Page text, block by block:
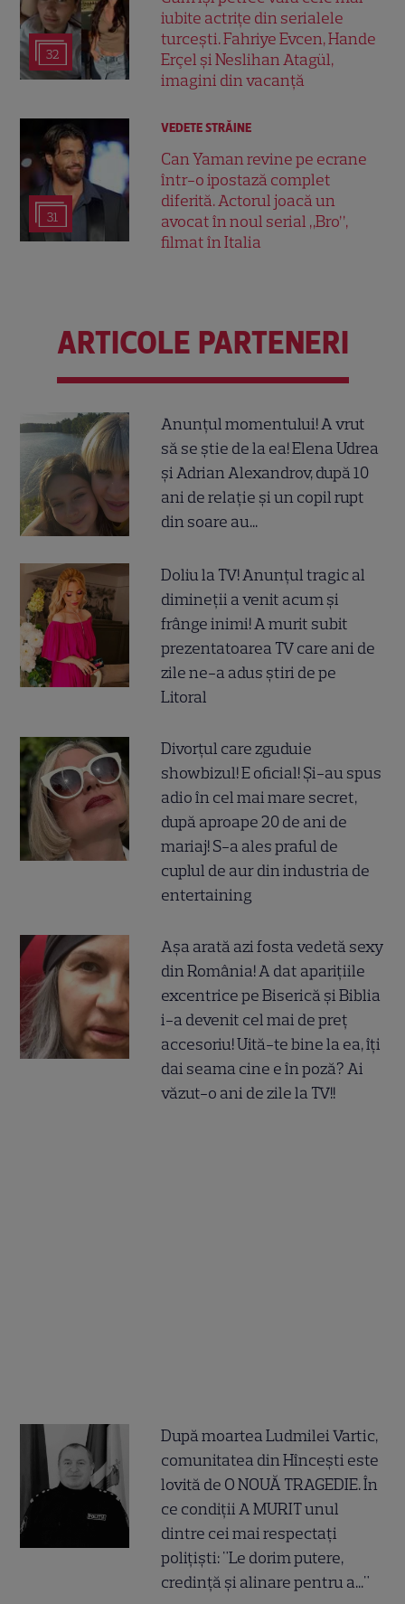
32
iubite actrițe din serialele
turcești. Fahriye Evcen, Hande
Erçel și Neslihan Atagül,
imagini din vacanță
31
VEDETE STRĂINE
Can Yaman revine pe ecrane
într-o ipostază complet
diferită. Actorul joacă un
avocat în noul serial „Bro”,
filmat în Italia
ARTICOLE PARTENERI
Anunțul momentului! A vrut
să se știe de la ea! Elena Udrea
și Adrian Alexandrov, după 10
ani de relație și un copil rupt
din soare au...
Doliu la TV! Anunțul tragic al
dimineții a venit acum și
frânge inimi! A murit subit
prezentatoarea TV care ani de
zile ne-a adus știri de pe
Litoral
Divorțul care zguduie
showbizul! E oficial! Și-au spus
adio în cel mai mare secret,
după aproape 20 de ani de
mariaj! S-a ales praful de
cuplul de aur din industria de
entertaining
Așa arată azi fosta vedetă sexy
din România! A dat aparițiile
excentrice pe Biserică și Biblia
i-a devenit cel mai de preț
accesoriu! Uită-te bine la ea, îți
dai seama cine e în poză? Ai
văzut-o ani de zile la TV!!
După moartea Ludmilei Vartic,
comunitatea din Hîncești este
lovită de O NOUĂ TRAGEDIE. În
ce condiții A MURIT unul
dintre cei mai respectați
polițiști: "Le dorim putere,
credință și alinare pentru a..."